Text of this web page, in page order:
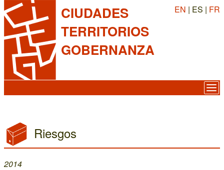
CIUDADES
TERRITORIOS
GOBERNANZA
EN | ES | FR
Riesgos
2014